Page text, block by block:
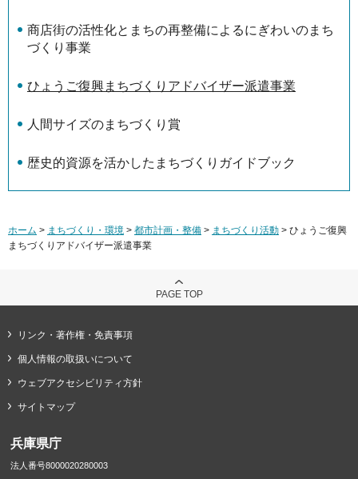
商店街の活性化とまちの再整備によるにぎわいのまち
づくり事業
ひょうご復興まちづくりアドバイザー派遣事業
人間サイズのまちづくり賞
歴史的資源を活かしたまちづくりガイドブック
ホーム > まちづくり・環境 > 都市計画・整備 > まちづくり活動 > ひょうご復興
まちづくりアドバイザー派遣事業
PAGE TOP
リンク・著作権・免責事項
個人情報の取扱いについて
ウェブアクセシビリティ方針
サイトマップ
兵庫県庁
法人番号8000020280003